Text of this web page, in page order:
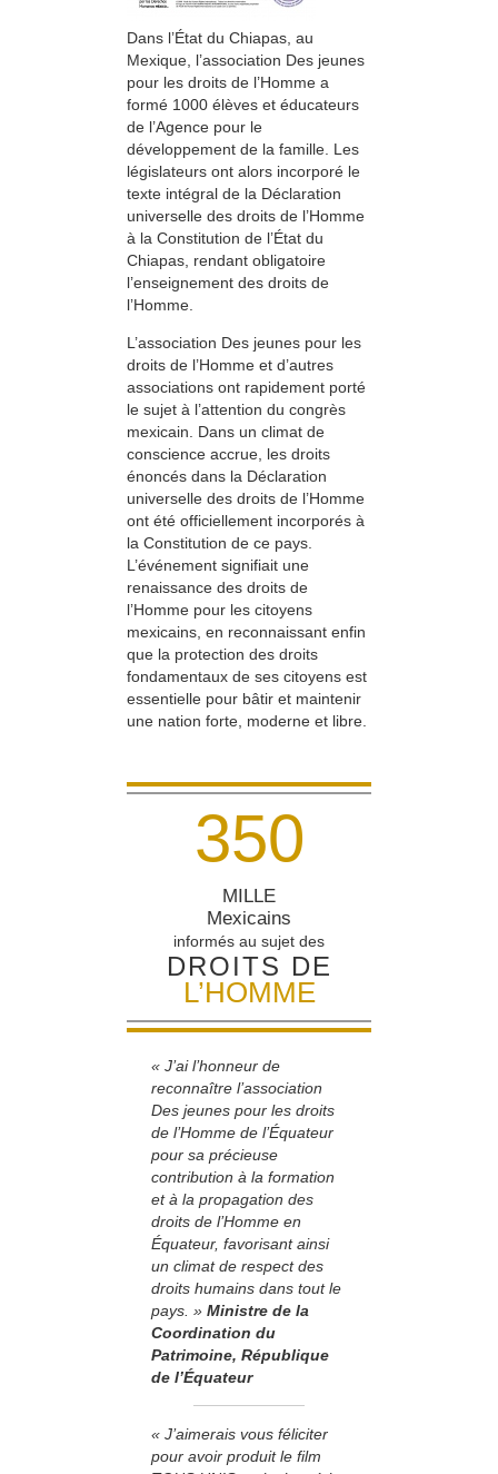
Dans l’État du Chiapas, au
Mexique, l’association Des jeunes
pour les droits de l’Homme a
formé 1000 élèves et éducateurs
de l’Agence pour le
développement de la famille. Les
législateurs ont alors incorporé le
texte intégral de la Déclaration
universelle des droits de l’Homme
à la Constitution de l’État du
Chiapas, rendant obligatoire
l’enseignement des droits de
l’Homme.
L’association Des jeunes pour les
droits de l’Homme et d’autres
associations ont rapidement porté
le sujet à l’attention du congrès
mexicain. Dans un climat de
conscience accrue, les droits
énoncés dans la Déclaration
universelle des droits de l’Homme
ont été officiellement incorporés à
la Constitution de ce pays.
L’événement signifiait une
renaissance des droits de
l’Homme pour les citoyens
mexicains, en reconnaissant enfin
que la protection des droits
fondamentaux de ses citoyens est
essentielle pour bâtir et maintenir
une nation forte, moderne et libre.
350
MILLE
Mexicains
informés au sujet des
DROITS DE
L’HOMME
« J’ai l’honneur de
reconnaître l’association
Des jeunes pour les droits
de l’Homme de l’Équateur
pour sa précieuse
contribution à la formation
et à la propagation des
droits de l’Homme en
Équateur, favorisant ainsi
un climat de respect des
droits humains dans tout le
pays. » Ministre de la
Coordination du
Patrimoine, République
de l’Équateur
« J’aimerais vous féliciter
pour avoir produit le film